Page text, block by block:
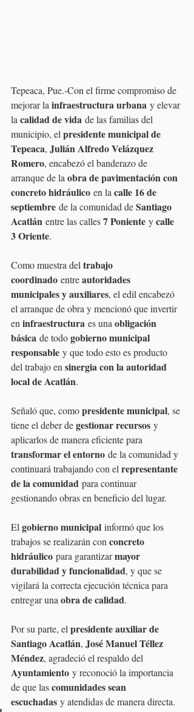
Tepeaca, Pue.-Con el firme compromiso de
mejorar la infraestructura urbana y elevar
la calidad de vida de las familias del
municipio, el presidente municipal de
Tepeaca, Julián Alfredo Velázquez
Romero, encabezó el banderazo de
arranque de la obra de pavimentación con
concreto hidráulico en la calle 16 de
septiembre de la comunidad de Santiago
Acatlán entre las calles 7 Poniente y calle
3 Oriente.
Como muestra del trabajo
coordinado entre autoridades
municipales y auxiliares, el edil encabezó
el arranque de obra y mencionó que invertir
en infraestructura es una obligación
básica de todo gobierno municipal
responsable y que todo esto es producto
del trabajo en sinergia con la autoridad
local de Acatlán.
Señaló que, como presidente municipal, se
tiene el deber de gestionar recursos y
aplicarlos de manera eficiente para
transformar el entorno de la comunidad y
continuará trabajando con el representante
de la comunidad para continuar
gestionando obras en beneficio del lugar.
El gobierno municipal informó que los
trabajos se realizarán con concreto
hidráulico para garantizar mayor
durabilidad y funcionalidad, y que se
vigilará la correcta ejecución técnica para
entregar una obra de calidad.
Por su parte, el presidente auxiliar de
Santiago Acatlán, José Manuel Téllez
Méndez, agradeció el respaldo del
Ayuntamiento y reconoció la importancia
de que las comunidades sean
escuchadas y atendidas de manera directa.